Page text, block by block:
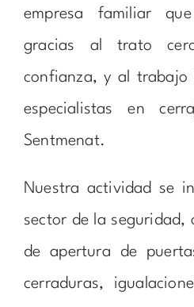
empresa familiar
gracias al trato
confianza, y al trabajo
especialistas en
Sentmenat.
Nuestra actividad se
sector de la seguridad,
de apertura de
cerraduras,